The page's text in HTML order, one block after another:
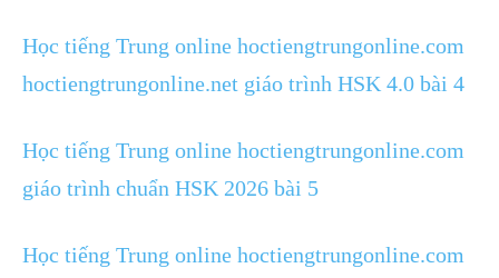
Học tiếng Trung online hoctiengtrungonline.com
hoctiengtrungonline.net giáo trình HSK 4.0 bài 4
Học tiếng Trung online hoctiengtrungonline.com
giáo trình chuẩn HSK 2026 bài 5
Học tiếng Trung online hoctiengtrungonline.com